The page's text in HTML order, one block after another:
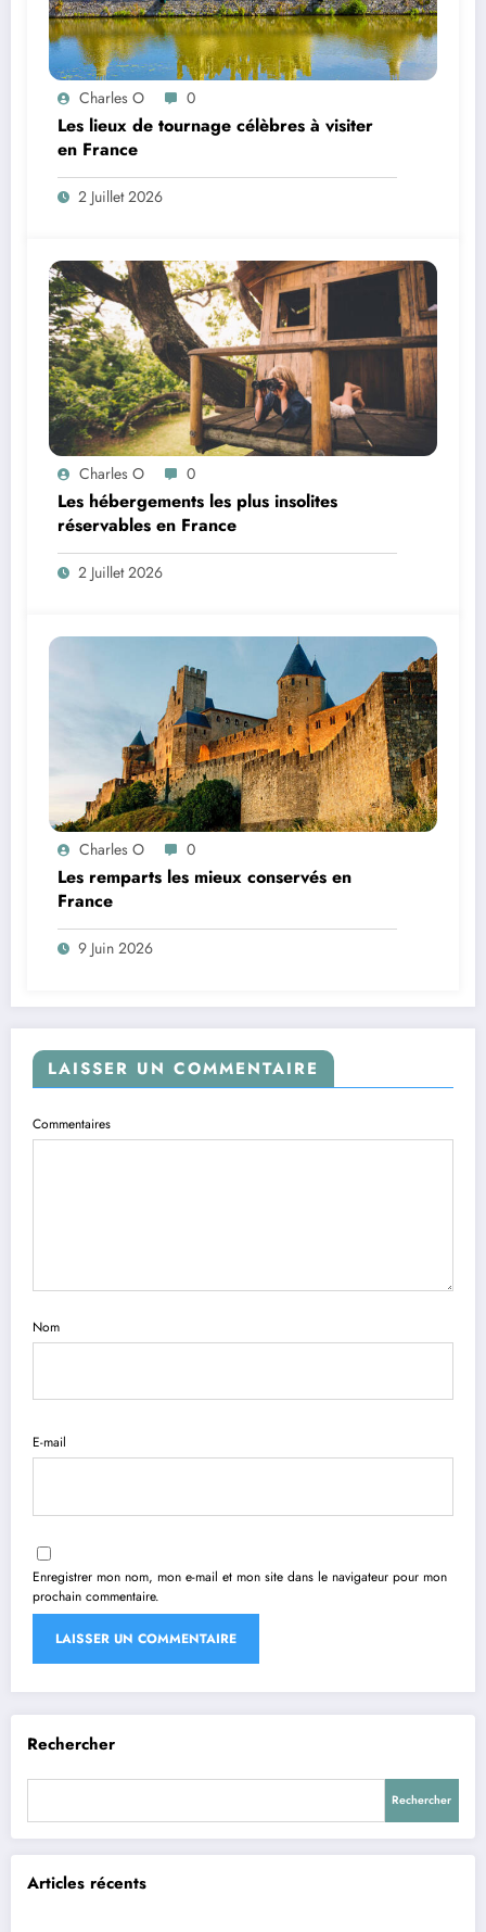
Charles O 0
Les lieux de tournage célèbres à visiter
en France
2 Juillet 2026
Charles O 0
Les hébergements les plus insolites
réservables en France
2 Juillet 2026
Charles O 0
Les remparts les mieux conservés en
France
9 Juin 2026
LAISSER UN COMMENTAIRE
Commentaires
Nom
E-mail
Enregistrer mon nom, mon e-mail et mon site dans le navigateur pour mon
prochain commentaire.
Rechercher
Rechercher
Articles récents